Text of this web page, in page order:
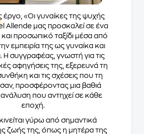
έργο, «Οι γυναίκες της ψυχής
Allende μας προσκαλεί σε ένα
και προσωπικό ταξίδι μέσα από
εμπειρία της ως γυναίκα και
Η συγγραφέας, γνωστή για τις
αφηγήσεις της, εξερευνά τη
και τις σχέσεις που τη
προσφέροντας μια βαθιά
ανάλυση που αντηχεί σε κάθε
εποχή.
γύρω από σημαντικά
ζωής της, όπως η μητέρα της